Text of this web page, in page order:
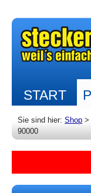
START
Sie sind hier: Shop >
90000